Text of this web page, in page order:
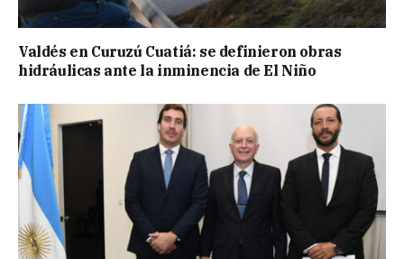
Valdés en Curuzú Cuatiá: se definieron obras
hidráulicas ante la inminencia de El Niño